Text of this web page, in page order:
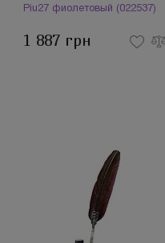
Piu27 фиолетовый (022537)
1 887 грн